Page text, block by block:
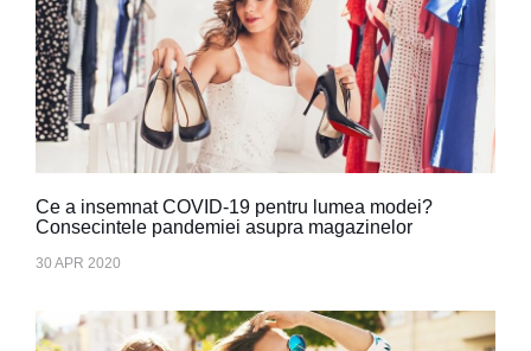
Ce a insemnat COVID-19 pentru lumea modei?
Consecintele pandemiei asupra magazinelor
30 APR 2020